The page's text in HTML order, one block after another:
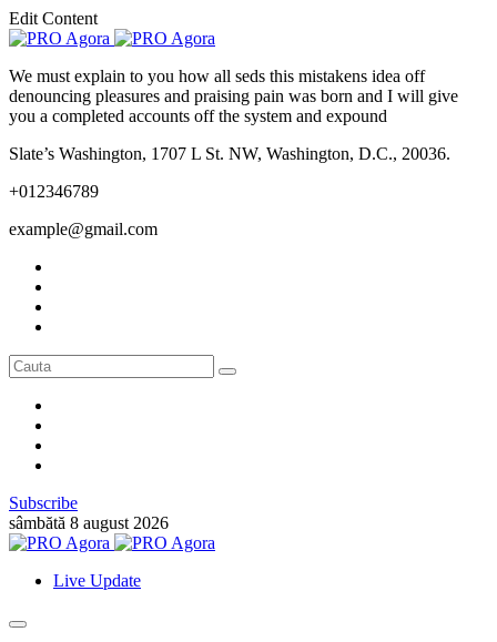
Edit Content
We must explain to you how all seds this mistakens idea off
denouncing pleasures and praising pain was born and I will give
you a completed accounts off the system and expound
Slate’s Washington, 1707 L St. NW, Washington, D.C., 20036.
+012346789
example@gmail.com
Subscribe
sâmbătă 8 august 2026
Live Update